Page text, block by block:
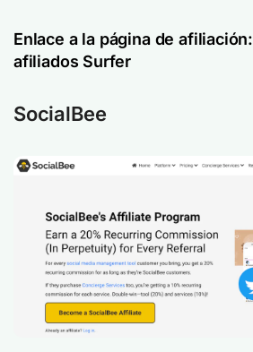
Enlace a la página de afiliación:
afiliados Surfer
SocialBee